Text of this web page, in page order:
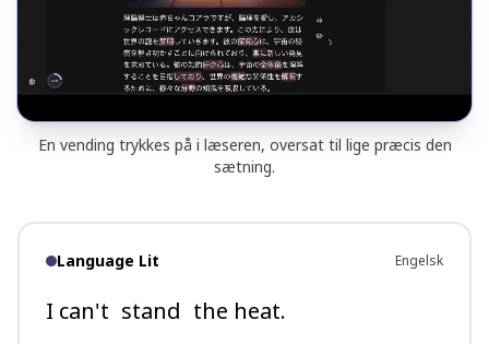
En vending trykkes på i læseren, oversat til lige præcis den
sætning.
Language Lit Engelsk
I can't stand the heat.